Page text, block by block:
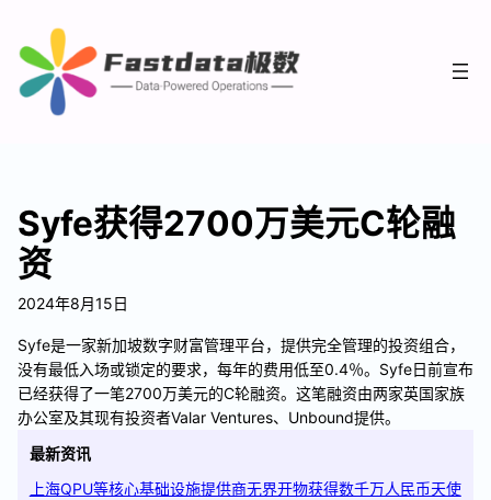
Syfe获得2700万美元C轮融
资
2024年8月15日
Syfe是一家新加坡数字财富管理平台，提供完全管理的投资组合，
没有最低入场或锁定的要求，每年的费用低至0.4％。Syfe日前宣布
已经获得了一笔2700万美元的C轮融资。这笔融资由两家英国家族
办公室及其现有投资者Valar Ventures、Unbound提供。
最新资讯
上海QPU等核心基础设施提供商无界开物获得数千万人民币天使